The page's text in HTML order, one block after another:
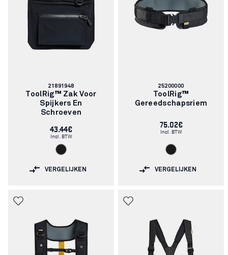
Artikelnummer:
21891948
ToolRig™ Zak Voor
Spijkers En
Schroeven
43.44€
Incl. BTW
VERGELIJKEN
Artikelnummer:
25200000
ToolRig™
Gereedschapsriem
75.02€
Incl. BTW
VERGELIJKEN